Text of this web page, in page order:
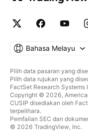
Bahasa Melayu
Pilih data pasaran yang
Pilih data rujukan yang
FactSet Research Systems
Copyright © 2026,
CUSIP disediakan oleh
terpelihara.
Pemfailan SEC dan
© 2026 TradingView, Inc.